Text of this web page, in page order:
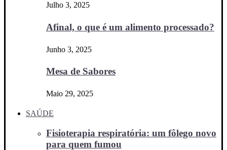
Julho 3, 2025
Afinal, o que é um alimento processado?
Junho 3, 2025
Mesa de Sabores
Maio 29, 2025
SAÚDE
Fisioterapia respiratória: um fôlego novo
para quem fumou